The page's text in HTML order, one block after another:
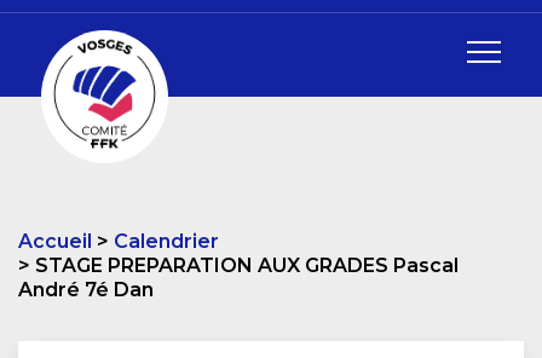
Accueil
Calendrier
STAGE PREPARATION AUX GRADES Pascal
André 7é Dan